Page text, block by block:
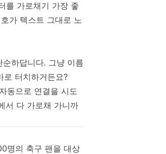
를 가로채기 가장 좋
가 텍스트 그대로 노
하답니다. 그냥 이름
터치하거든요?
동으로 연결을 시도
서 다 가로채 가니까
명의 축구 팬을 대상